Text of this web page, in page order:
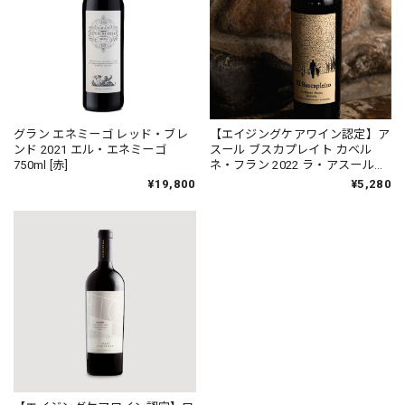
グラン エネミーゴ レッド・ブレ
ンド 2021 エル・エネミーゴ
750ml [赤]
¥19,800
【エイジングケアワイン認定】ア
スール ブスカプレイト カベル
ネ・フラン 2022 ラ・アスール
¥5,280